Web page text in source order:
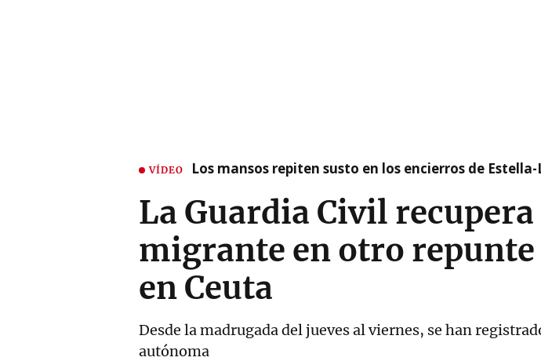
VÍDEO Los mansos repiten susto en los encierros de
La Guardia Civil
migrante en otro repunte
en Ceuta
Desde la madrugada del jueves al viernes, se han
autónoma